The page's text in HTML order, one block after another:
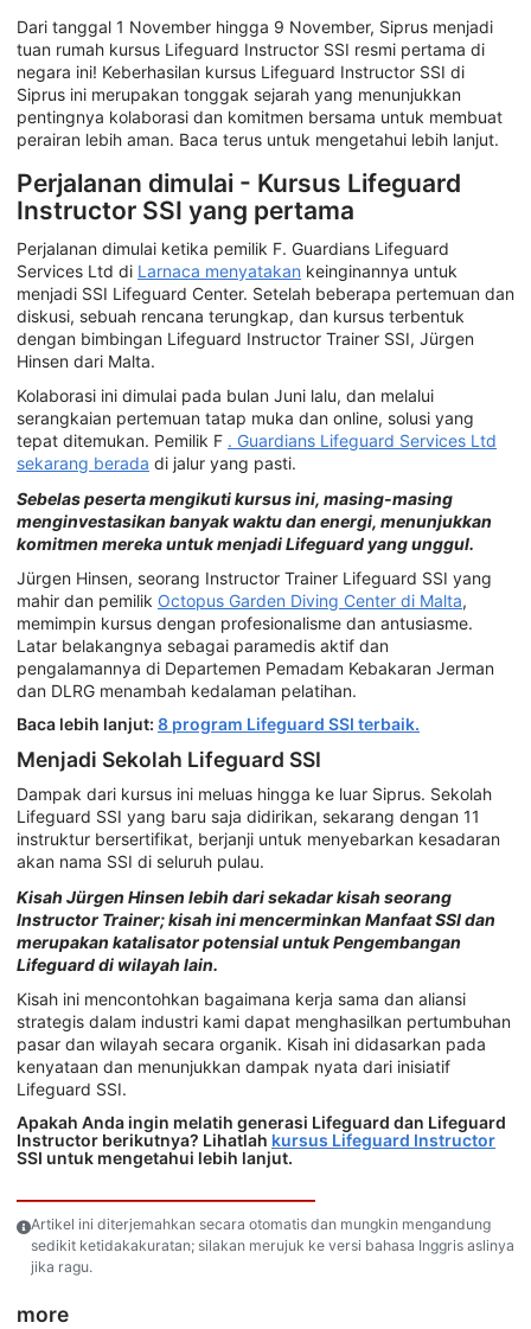
Dari tanggal 1 November hingga 9 November, Siprus menjadi
tuan rumah kursus Lifeguard Instructor SSI resmi pertama di
negara ini! Keberhasilan kursus Lifeguard Instructor SSI di
Siprus ini merupakan tonggak sejarah yang menunjukkan
pentingnya kolaborasi dan komitmen bersama untuk membuat
perairan lebih aman. Baca terus untuk mengetahui lebih lanjut.
Perjalanan dimulai - Kursus Lifeguard
Instructor SSI yang pertama
Perjalanan dimulai ketika pemilik F. Guardians Lifeguard
Services Ltd di Larnaca menyatakan keinginannya untuk
menjadi SSI Lifeguard Center. Setelah beberapa pertemuan dan
diskusi, sebuah rencana terungkap, dan kursus terbentuk
dengan bimbingan Lifeguard Instructor Trainer SSI, Jürgen
Hinsen dari Malta.
Kolaborasi ini dimulai pada bulan Juni lalu, dan melalui
serangkaian pertemuan tatap muka dan online, solusi yang
tepat ditemukan. Pemilik F . Guardians Lifeguard Services Ltd
sekarang berada di jalur yang pasti.
Sebelas peserta mengikuti kursus ini, masing-masing
menginvestasikan banyak waktu dan energi, menunjukkan
komitmen mereka untuk menjadi Lifeguard yang unggul.
Jürgen Hinsen, seorang Instructor Trainer Lifeguard SSI yang
mahir dan pemilik Octopus Garden Diving Center di Malta,
memimpin kursus dengan profesionalisme dan antusiasme.
Latar belakangnya sebagai paramedis aktif dan
pengalamannya di Departemen Pemadam Kebakaran Jerman
dan DLRG menambah kedalaman pelatihan.
Baca lebih lanjut: 8 program Lifeguard SSI terbaik.
Menjadi Sekolah Lifeguard SSI
Dampak dari kursus ini meluas hingga ke luar Siprus. Sekolah
Lifeguard SSI yang baru saja didirikan, sekarang dengan 11
instruktur bersertifikat, berjanji untuk menyebarkan kesadaran
akan nama SSI di seluruh pulau.
Kisah Jürgen Hinsen lebih dari sekadar kisah seorang
Instructor Trainer; kisah ini mencerminkan Manfaat SSI dan
merupakan katalisator potensial untuk Pengembangan
Lifeguard di wilayah lain.
Kisah ini mencontohkan bagaimana kerja sama dan aliansi
strategis dalam industri kami dapat menghasilkan pertumbuhan
pasar dan wilayah secara organik. Kisah ini didasarkan pada
kenyataan dan menunjukkan dampak nyata dari inisiatif
Lifeguard SSI.
Apakah Anda ingin melatih generasi Lifeguard dan Lifeguard
Instructor berikutnya? Lihatlah kursus Lifeguard Instructor
SSI untuk mengetahui lebih lanjut.
Artikel ini diterjemahkan secara otomatis dan mungkin mengandung
sedikit ketidakakuratan; silakan merujuk ke versi bahasa Inggris aslinya
jika ragu.
more